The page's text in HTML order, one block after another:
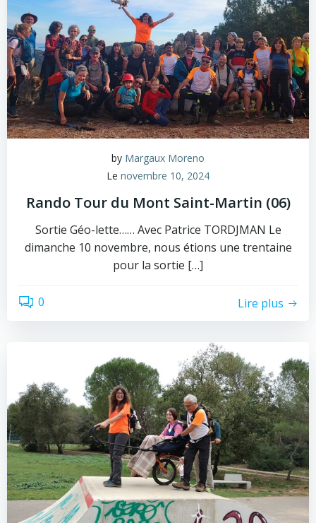
by Margaux Moreno
Le novembre 10, 2024
Rando Tour du Mont Saint-Martin (06)
Sortie Géo-lette…… Avec Patrice TORDJMAN Le
dimanche 10 novembre, nous étions une trentaine
pour la sortie […]
0 Lire plus